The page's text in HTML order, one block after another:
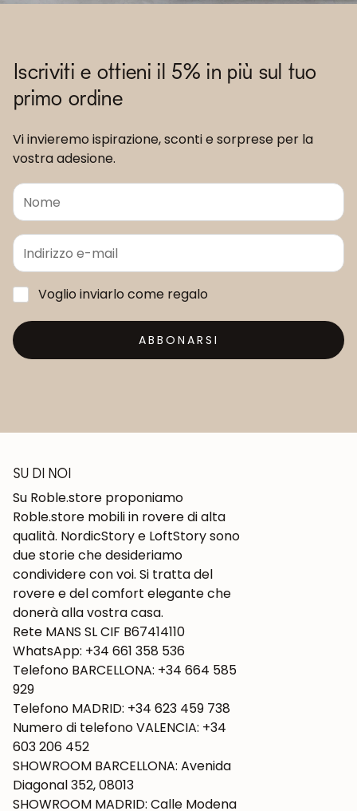
Iscriviti e ottieni il 5% in più sul tuo
primo ordine
Vi invieremo ispirazione, sconti e sorprese per la
vostra adesione.
Voglio inviarlo come regalo
ABBONARSI
SU DI NOI
Su Roble.store proponiamo
Roble.store mobili in rovere di alta
qualità. NordicStory e LoftStory sono
due storie che desideriamo
condividere con voi. Si tratta del
rovere e del comfort elegante che
donerà alla vostra casa.
Rete MANS SL CIF B67414110
WhatsApp: +34 661 358 536
Telefono BARCELLONA: +34 664 585
929
Telefono MADRID: +34 623 459 738
Numero di telefono VALENCIA: +34
603 206 452
SHOWROOM BARCELLONA: Avenida
Diagonal 352, 08013
SHOWROOM MADRID: Calle Modena